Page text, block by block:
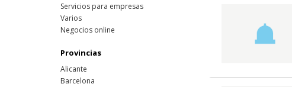
Servicios para empresas
Varios
Negocios online
Provincias
Alicante
Barcelona